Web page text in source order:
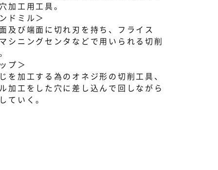
加工用工具。
ドミル＞
及び端面に切れ刃を持ち、フライス
シニングセンタなどで用いられる切削
プ＞
を加工する為のオネジ形の切削工具、
加工をした穴に差し込んで回しながら
ていく。